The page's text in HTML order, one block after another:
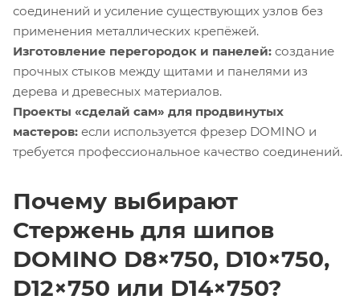
соединений и усиление существующих узлов без
применения металлических крепёжей.
Изготовление перегородок и панелей: создание
прочных стыков между щитами и панелями из
дерева и древесных материалов.
Проекты «сделай сам» для продвинутых
мастеров: если используется фрезер DOMINO и
требуется профессиональное качество соединений.
Почему выбирают
Стержень для шипов
DOMINO D8×750, D10×750,
D12×750 или D14×750?